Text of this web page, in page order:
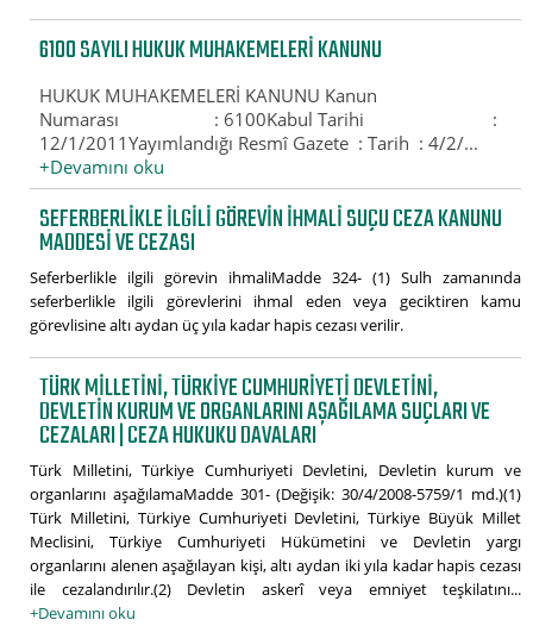
6100 SAYILI HUKUK MUHAKEMELERI KANUNU
HUKUK MUHAKEMELERİ KANUNU Kanun
Numarası : 6100Kabul Tarihi :
12/1/2011Yayımlandığı Resmî Gazete : Tarih : 4/2/...
+Devamını oku
SEFERBERLIKLE ILGILI GÖREVIN IHMALI SUÇU CEZA KANUNU
MADDESI VE CEZASI
Seferberlikle ilgili görevin ihmaliMadde 324- (1) Sulh zamanında
seferberlikle ilgili görevlerini ihmal eden veya geciktiren kamu
görevlisine altı aydan üç yıla kadar hapis cezası verilir.
TÜRK MILLETINI, TÜRKIYE CUMHURIYETI DEVLETINI,
DEVLETIN KURUM VE ORGANLARINI AŞAĞILAMA SUÇLARI VE
CEZALARI | CEZA HUKUKU DAVALARI
Türk Milletini, Türkiye Cumhuriyeti Devletini, Devletin kurum ve
organlarını aşağılamaMadde 301- (Değişik: 30/4/2008-5759/1 md.)(1)
Türk Milletini, Türkiye Cumhuriyeti Devletini, Türkiye Büyük Millet
Meclisini, Türkiye Cumhuriyeti Hükümetini ve Devletin yargı
organlarını alenen aşağılayan kişi, altı aydan iki yıla kadar hapis cezası
ile cezalandırılır.(2) Devletin askerî veya emniyet teşkilatını...
+Devamını oku